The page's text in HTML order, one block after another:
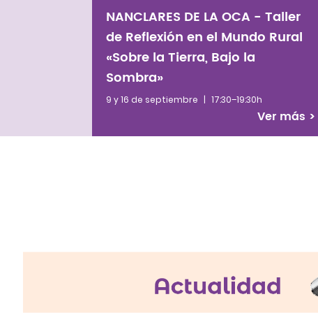
NANCLARES DE LA OCA - Taller
de Reflexión en el Mundo Rural
«Sobre la Tierra, Bajo la
Sombra»
9 y 16 de septiembre | 17:30–19:30h
Ver más >